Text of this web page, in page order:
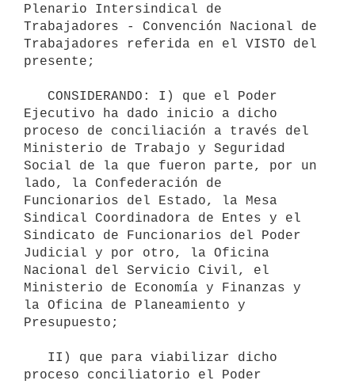
Plenario Intersindical de
Trabajadores - Convención Nacional de
Trabajadores referida en el VISTO del
presente;
Ejecutivo ha dado inicio a dicho
proceso de conciliación a través del
Ministerio de Trabajo y Seguridad
Social de la que fueron parte, por un
lado, la Confederación de
Funcionarios del Estado, la Mesa
Sindical Coordinadora de Entes y el
Sindicato de Funcionarios del Poder
Judicial y por otro, la Oficina
Nacional del Servicio Civil, el
Ministerio de Economía y Finanzas y
la Oficina de Planeamiento y
Presupuesto;
proceso conciliatorio el Poder